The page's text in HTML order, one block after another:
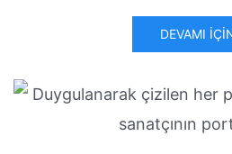
DEVAMI